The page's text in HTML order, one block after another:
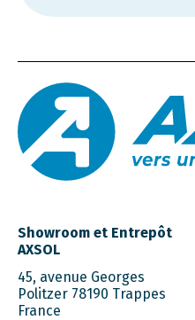
Showroom et Entrepôt
AXSOL
45, avenue Georges
Politzer 78190 Trappes
France